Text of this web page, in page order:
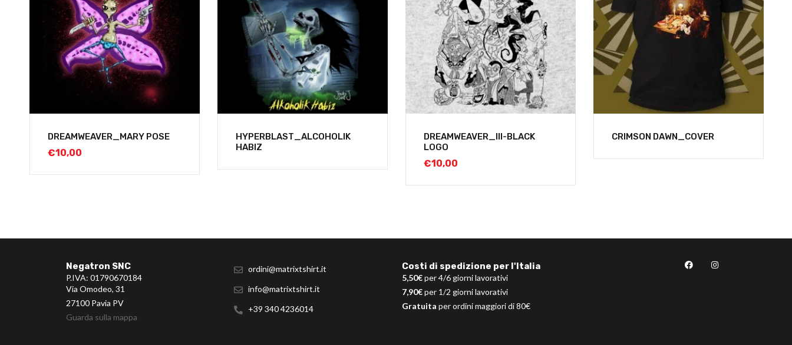
DREAMWEAVER_MARY POSE
€10,00
HYPERBLAST_ALCOHOLIK
HABIZ
DREAMWEAVER_III-BLACK
LOGO
€10,00
CRIMSON DAWN_COVER
Negatron SNC
P.IVA: 01790670184
Via Omodeo, 31
27100 Pavia PV
Guarda sulla mappa
ordini@matrixtshirt.it
info@matrixtshirt.it
+39 340 4236014
Costi di spedizione per l'Italia
5,50€per 4/6 giorni lavorativi
7,90€per 1/2 giorni lavorativi
Gratuita per ordini maggiori di 80€